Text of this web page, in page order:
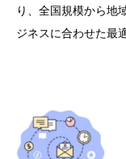
り、全国規模から地
ジネスに合わせた最